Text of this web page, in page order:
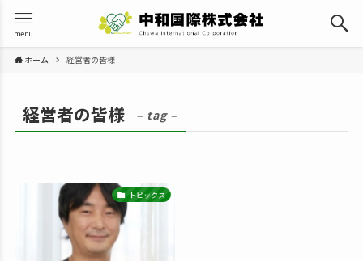
menu
ホーム 経営者の皆様
経営者の皆様 – tag –
トピックス